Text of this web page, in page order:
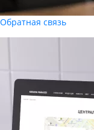
Обратная связь